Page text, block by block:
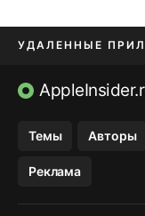
УДАЛЕННЫЕ
ПРИЛОЖЕНИЯ БЕЗ
Темы Авторы
Реклама